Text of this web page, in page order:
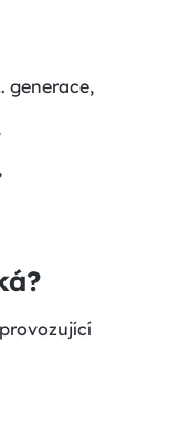
generace,